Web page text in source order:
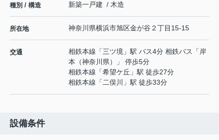
種別 / 構造 新築一戸建 / 木造
所在地 神奈川県横浜市旭区金が谷 ２丁目15-15
交通 相鉄本線 「三ツ境 」駅 バス4分 相鉄バス「岸
本（神奈川県）」 停歩5分
相鉄本線 「希望ケ丘 」駅 徒歩27分
相鉄本線 「二俣川 」駅 徒歩33分
設備条件